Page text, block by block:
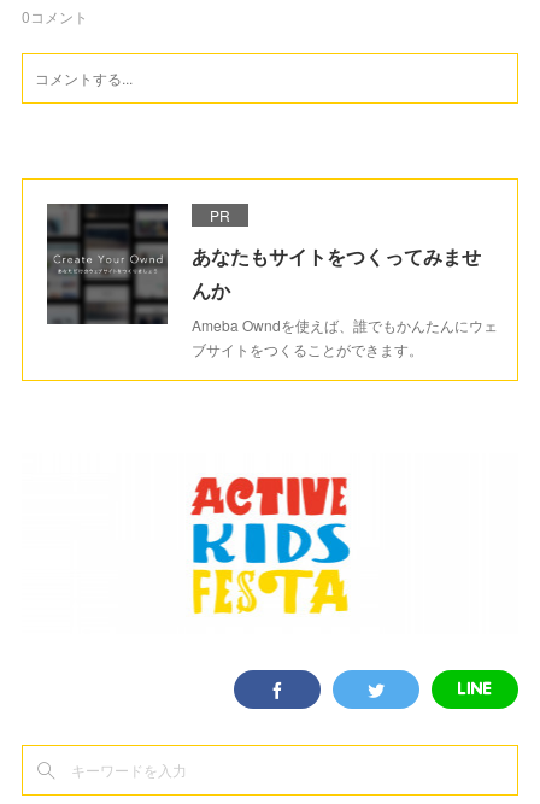
0コメント
PR
あなたもサイトをつくってみませ
んか
Ameba Owndを使えば、誰でもかんたんにウェ
ブサイトをつくることができます。